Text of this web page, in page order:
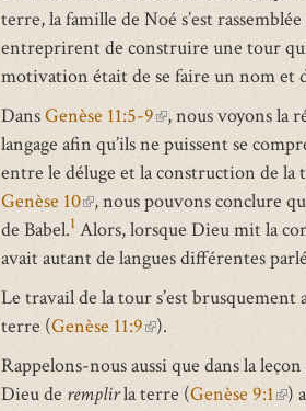
terre, la famille de Noé s’est
entreprirent de construire une tour
motivation était de se faire un nom et
DansGenèse 11:5-9(link
is
external)
, nous voyons la
langage afin qu’ils ne puissent se
entre le déluge et la construction de la
Genèse 10(link
is
external)
, nous pouvons conclure
de Babel.1 Alors, lorsque Dieu mit la
avait autant de langues différentes
Le travail de la tour s’est
terre (Genèse 11:9(link
external)
).
Rappelons-nous aussi que dans la
Dieu de remplirla terre (Genèse 9:1 )